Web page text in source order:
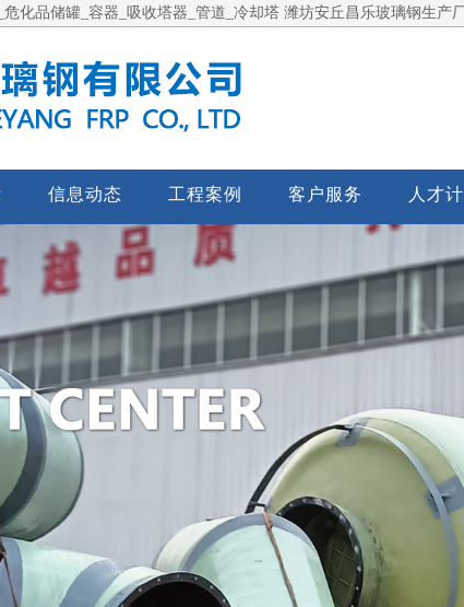
化品储罐_容器_吸收塔器_管道_冷却塔 潍坊安丘昌乐玻璃钢生产
信息动态 工程案例 客户服务 人才